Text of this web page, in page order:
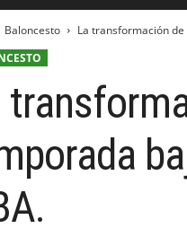
Baloncesto
La transformación